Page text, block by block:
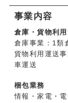
事業内容
倉庫・貨物利
倉庫事業：1類
貨物利用運送
車運送
梱包業務
情報・家電・